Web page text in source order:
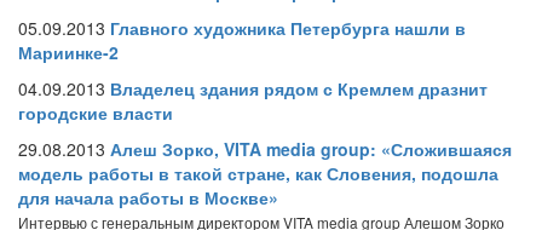
05.09.2013 Главного художника Петербурга нашли в
Мариинке-2
04.09.2013 Владелец здания рядом с Кремлем дразнит
городские власти
29.08.2013 Алеш Зорко, VITA media group: «Сложившаяся
модель работы в такой стране, как Словения, подошла
для начала работы в Москве»
Интервью с генеральным директором VITA media group Алешом Зорко